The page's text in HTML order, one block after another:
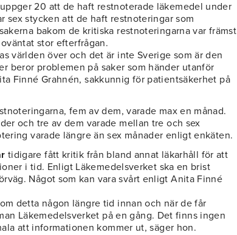
20 att de haft restnoterade läkemedel under
sex stycken att de haft restnoteringar som
bakom de kritiska restnoteringarna var främst
stor efterfrågan.
världen över och det är inte Sverige som är den
beror problemen på saker som händer utanför
Finné Grahnén, sakkunnig för patientsäkerhet på
fem av dem, varade max en månad.
och tre av dem varade mellan tre och sex
varade längre än sex månader enligt enkäten.
tidigare fått kritik från bland annat läkarhåll för att
i tid. Enligt Läkemedelsverket ska en brist
Något som kan vara svårt enligt Anita Finné
detta någon längre tid innan och när de får
Läkemedelsverket på en gång. Det finns ingen
att informationen kommer ut, säger hon.